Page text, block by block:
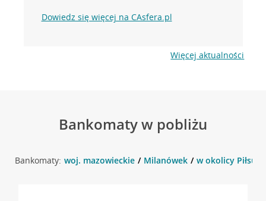
Dowiedz się więcej na CAsfera.pl
Więcej aktualności
Bankomaty w pobliżu
Bankomaty: woj. mazowieckie Milanówek w okolicy